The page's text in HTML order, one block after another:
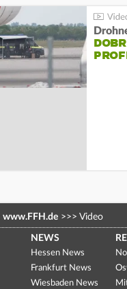
www.FFH.de >>> Video
NEWS
Hessen News
Frankfurt News
Wiesbaden News